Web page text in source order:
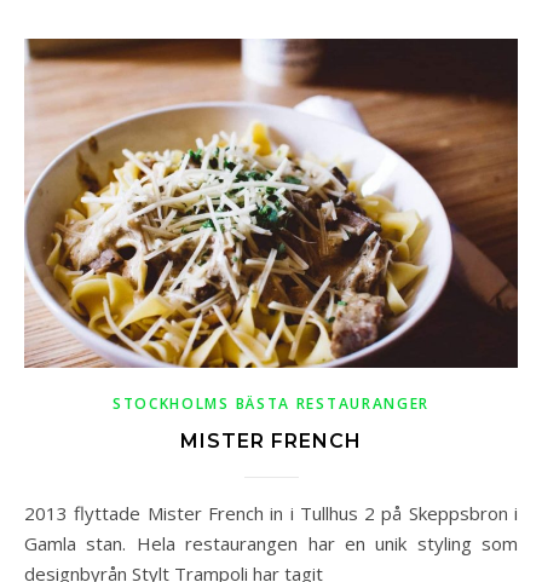
STOCKHOLMS BÄSTA RESTAURANGER
MISTER FRENCH
2013 flyttade Mister French in i Tullhus 2 på Skeppsbron i
Gamla stan. Hela restaurangen har en unik styling som
designbyrån Stylt Trampoli har tagit